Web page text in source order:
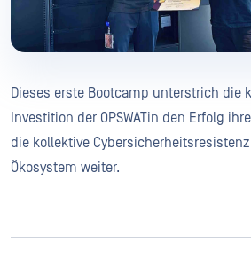
Dieses erste Bootcamp unterstrich die
Investition der OPSWATin den Erfolg
die kollektive
Ökosystem weiter.